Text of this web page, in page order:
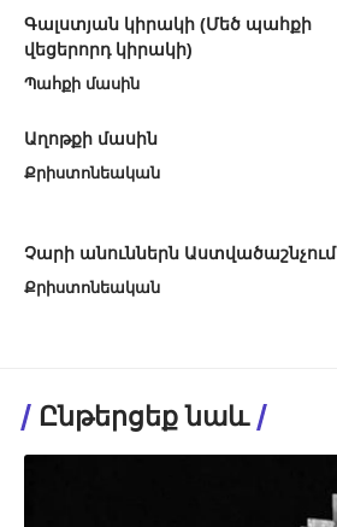
Գալստյան կիրակի (Մեծ պահքի
վեցերորդ կիրակի)
Պահքի մասին
Աղոթքի մասին
Քրիստոնեական
Չարի անուններն Աստվածաշնչում
Քրիստոնեական
Ընթերցեք նաև